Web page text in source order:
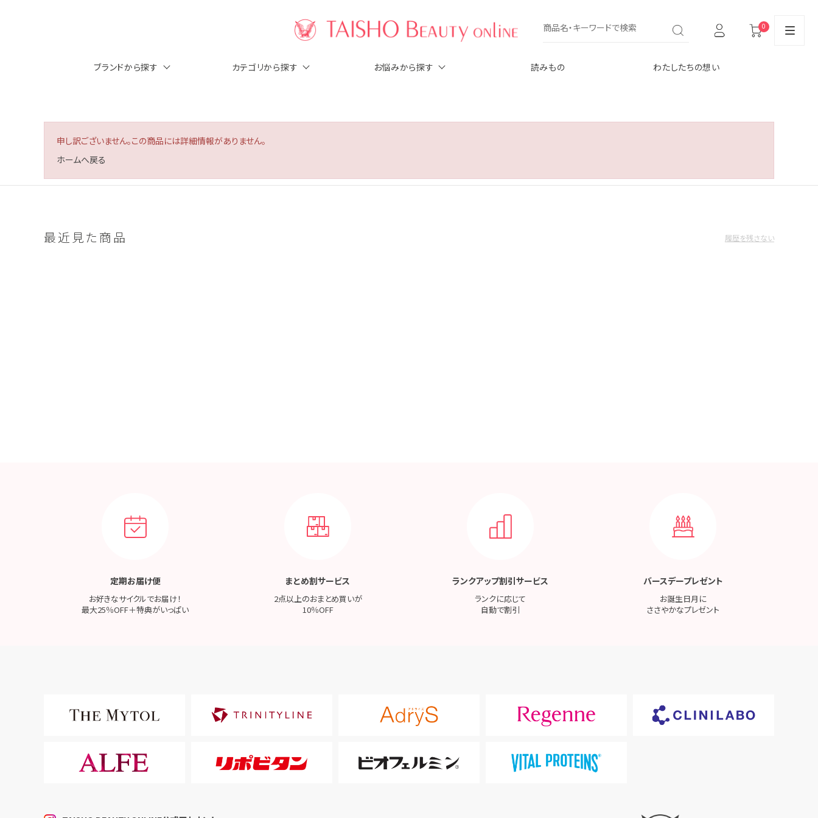
0
ブランドから探す カテゴリから探す お悩みから探す 読みもの わたしたちの想い
申し訳ございません。この商品には詳細情報がありません。
ホームへ戻る
最近見た商品 履歴を残さない
定期お届け便
お好きなサイクルでお届け！
最大25％OFF＋特典がいっぱい
まとめ割サービス
2点以上のおまとめ買いが
10％OFF
ランクアップ割引サービス
ランクに応じて
自動で割引
バースデープレゼント
お誕生日月に
ささやかなプレゼント